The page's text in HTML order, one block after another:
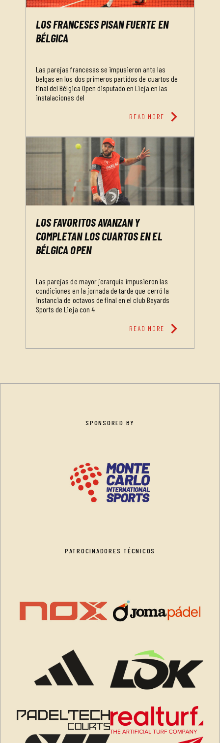
LOS FRANCESES PISAN FUERTE EN
BÉLGICA
Las parejas francesas se impusieron ante las
belgas en los dos primeros partidos de cuartos de
final del Bélgica Open disputado en Lieja en las
instalaciones del
READ MORE chevron_right
LOS FAVORITOS AVANZAN Y
COMPLETAN LOS CUARTOS EN EL
BÉLGICA OPEN
Las parejas de mayor jerarquía impusieron las
condiciones en la jornada de tarde que cerró la
instancia de octavos de final en el club Bayards
Sports de Lieja con 4
READ MORE chevron_right
SPONSORED BY
PATROCINADORES TÉCNICOS